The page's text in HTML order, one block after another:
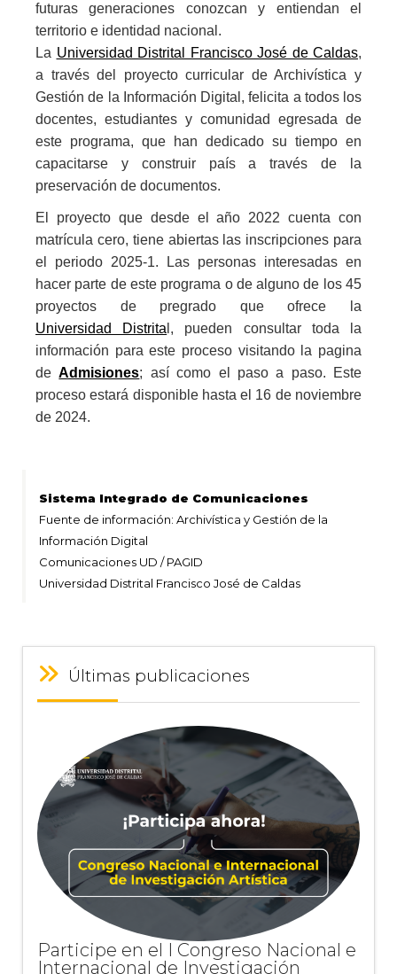
futuras generaciones conozcan y entiendan el
territorio e identidad nacional.
La Universidad Distrital Francisco José de Caldas,
a través del proyecto curricular de Archivística y
Gestión de la Información Digital, felicita a todos los
docentes, estudiantes y comunidad egresada de
este programa, que han dedicado su tiempo en
capacitarse y construir país a través de la
preservación de documentos.
El proyecto que desde el año 2022 cuenta con
matrícula cero, tiene abiertas las inscripciones para
el periodo 2025-1. Las personas interesadas en
hacer parte de este programa o de alguno de los 45
proyectos de pregrado que ofrece la
Universidad Distrita l, pueden consultar toda la
información para este proceso visitando la pagina
deAdmisiones; así como el paso a paso. Este
proceso estará disponible hasta el 16 de noviembre
de 2024.
Sistema Integrado de Comunicaciones
Fuente de información: Archivística y Gestión de la
Información Digital
Comunicaciones UD / PAGID
Universidad Distrital Francisco José de Caldas
Últimas publicaciones
Participe en el I Congreso Nacional e
Internacional de Investigación